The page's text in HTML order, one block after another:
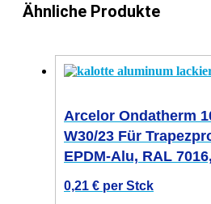
Ähnliche Produkte
Arcelor Ondatherm
W30/23 Für
EPDM-Alu, RAL
0,21 € per Stck